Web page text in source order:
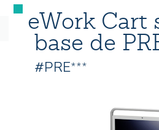
eWork Cart
base de
#PRE***